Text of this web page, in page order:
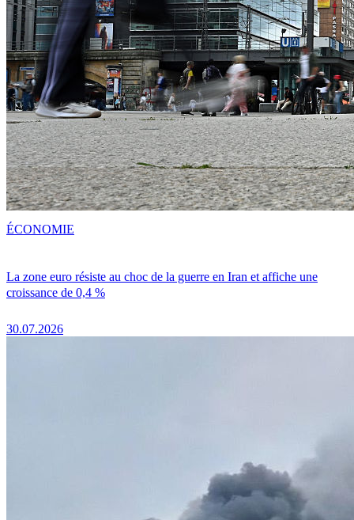
La zone euro résiste au choc de la guerre en Iran et affiche une
croissance de 0,4 %
30.07.2026
ÉCONOMIE